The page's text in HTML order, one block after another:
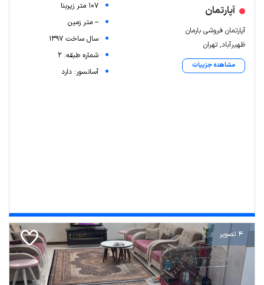
آپارتمان
آپارتمان فروشی بارمان
ظهیرآباد, تهران
مشاهده جزییات
107 متر زیربنا
-- متر زمین
سال ساخت 1397
شماره طبقه: 2
آسانسور: دارد
4 تصویر